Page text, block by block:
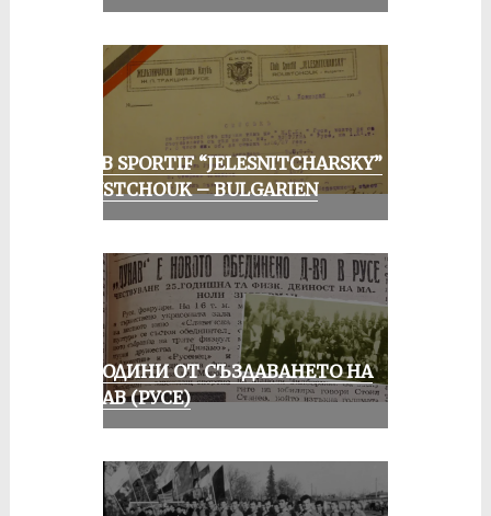
CLUB SPORTIF “JELESNITCHARSKY”
ROUSTCHOUK – BULGARIEN
70 ГОДИНИ ОТ СЪЗДАВАНЕТО НА
ДУНАВ (РУСЕ)